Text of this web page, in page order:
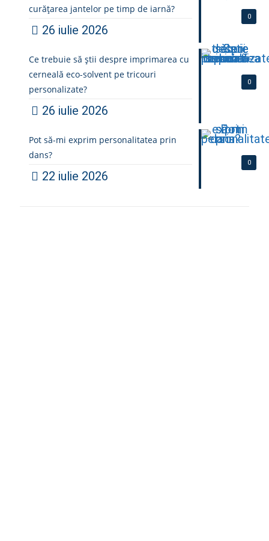
0
curățarea jantelor pe timp de iarnă?
26 iulie 2026
0
Ce trebuie să știi despre imprimarea cu
cerneală eco-solvent pe tricouri
personalizate?
26 iulie 2026
0
Pot să-mi exprim personalitatea prin
dans?
22 iulie 2026